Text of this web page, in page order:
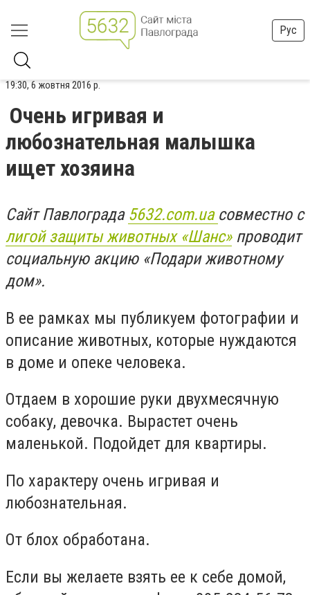
Рус
19:30, 6 жовтня 2016 р.
Очень игривая и
любознательная малышка
ищет хозяина
Сайт Павлограда 5632.com.ua совместно с
лигой защиты животных «Шанс»проводит
социальную акцию «Подари животному
дом».
В ее рамках мы публикуем фотографии и
описание животных, которые нуждаются
в доме и опеке человека.
Отдаем в хорошие руки двухмесячную
собаку, девочка. Вырастет очень
маленькой. Подойдет для квартиры.
По характеру очень игривая и
любознательная.
От блох обработана.
Если вы желаете взять ее к себе домой,